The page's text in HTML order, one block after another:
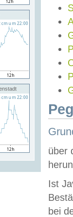
über
Ist
bei